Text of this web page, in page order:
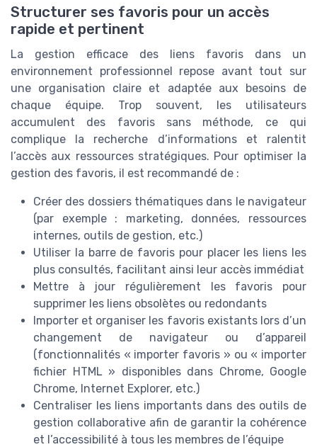
Structurer ses favoris pour un accès
rapide et pertinent
La gestion efficace des liens favoris dans un
environnement professionnel repose avant tout sur
une organisation claire et adaptée aux besoins de
chaque équipe. Trop souvent, les utilisateurs
accumulent des favoris sans méthode, ce qui
complique la recherche d’informations et ralentit
l’accès aux ressources stratégiques. Pour optimiser la
gestion des favoris, il est recommandé de :
Créer des dossiers thématiques dans le navigateur
(par exemple : marketing, données, ressources
internes, outils de gestion, etc.)
Utiliser la barre de favoris pour placer les liens les
plus consultés, facilitant ainsi leur accès immédiat
Mettre à jour régulièrement les favoris pour
supprimer les liens obsolètes ou redondants
Importer et organiser les favoris existants lors d’un
changement de navigateur ou d’appareil
(fonctionnalités « importer favoris » ou « importer
fichier HTML » disponibles dans Chrome, Google
Chrome, Internet Explorer, etc.)
Centraliser les liens importants dans des outils de
gestion collaborative afin de garantir la cohérence
et l’accessibilité à tous les membres de l’équipe